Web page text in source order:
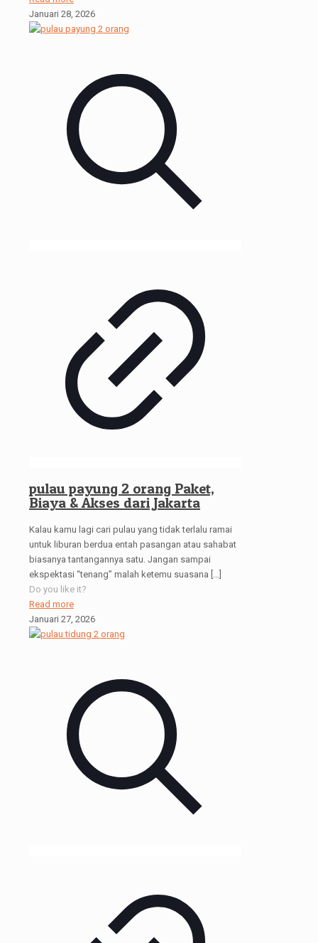
Januari 28, 2026
pulau payung 2 orang Paket,
Biaya & Akses dari Jakarta
Kalau kamu lagi cari pulau yang tidak terlalu ramai
untuk liburan berdua entah pasangan atau sahabat
biasanya tantangannya satu. Jangan sampai
ekspektasi “tenang” malah ketemu suasana […]
Do you like it?
Read more
Januari 27, 2026